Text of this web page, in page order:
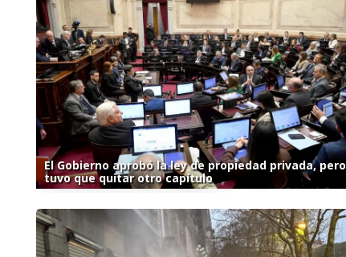
El Gobierno aprobó la ley de propiedad privada, pero
tuvo que quitar otro capítulo